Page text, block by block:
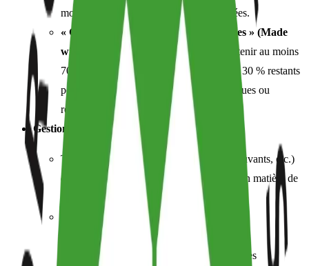
moins 95 % de fibres biologiques certifiées.
« Composé de X% de fibres biologiques » (Made
with X% organic) :
Le produit doit contenir au moins
70 % de fibres biologiques certifiées. Les 30 % restants
peuvent être constitués de fibres synthétiques ou
recyclées autorisées par le GOTS.
Gestion Environnementale et Chimique :
Tous les intrants chimiques (colorants, adjuvants, etc.)
doivent répondre à des exigences strictes en matière de
toxicité et de biodégradabilité.
L'utilisation de métaux lourds toxiques, de
formaldéhyde, de solvants aromatiques, de
nanoparticules fonctionnelles et d'organismes